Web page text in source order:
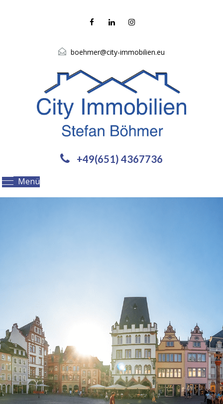
boehmer@city-immobilien.eu
Menü
+49(651) 4367736